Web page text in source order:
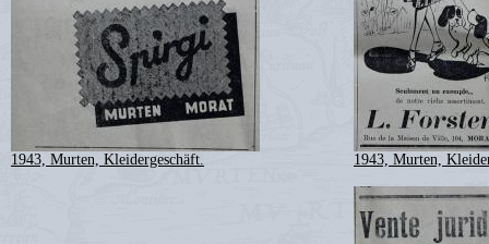
1943, Murten, Kleidergeschäft. 1943, Murten,